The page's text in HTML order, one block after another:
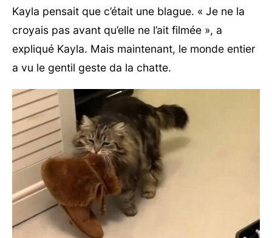
Kayla pensait que c’était une blague. « Je ne la
croyais pas avant qu’elle ne l’ait filmée », a
expliqué Kayla. Mais maintenant, le monde entier
a vu le gentil geste da la chatte.